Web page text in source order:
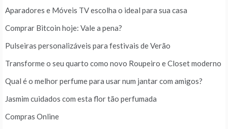
Aparadores e Móveis TV escolha o ideal para sua casa
Comprar Bitcoin hoje: Vale a pena?
Pulseiras personalizáveis para festivais de Verão
Transforme o seu quarto como novo Roupeiro e Closet moderno
Qual é o melhor perfume para usar num jantar com amigos?
Jasmim cuidados com esta flor tão perfumada
Compras Online